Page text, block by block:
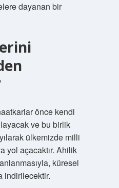
dayanan bir
önce kendi
ve bu birlik
ülkemizde milli
yol açacaktır. Ahilik
küresel
indirilecektir.